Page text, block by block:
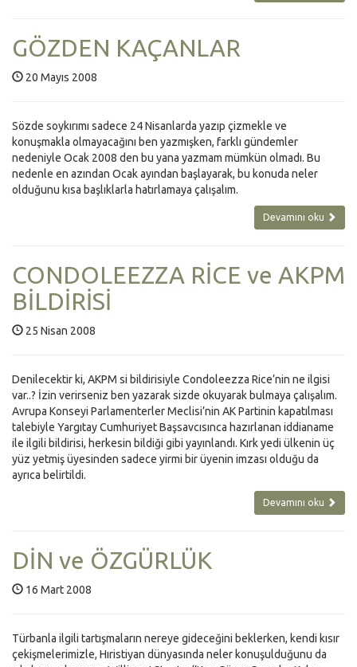
GÖZDEN KAÇANLAR
20 Mayıs 2008
Sözde soykırımı sadece 24 Nisanlarda yazıp çizmekle ve
konuşmakla olmayacağını ben yazmışken, farklı gündemler
nedeniyle Ocak 2008 den bu yana yazmam mümkün olmadı. Bu
nedenle en azından Ocak ayından başlayarak, bu konuda neler
olduğunu kısa başlıklarla hatırlamaya çalışalım.
Devamını oku
CONDOLEEZZA RİCE ve AKPM
BİLDİRİSİ
25 Nisan 2008
Denilecektir ki, AKPM si bildirisiyle Condoleezza Rice’nin ne ilgisi
var..? İzin verirseniz ben yazarak sizde okuyarak bulmaya çalışalım.
Avrupa Konseyi Parlamenterler Meclisi’nin AK Partinin kapatılması
talebiyle Yargıtay Cumhuriyet Başsavcısınca hazırlanan iddianame
ile ilgili bildirisi, herkesin bildiği gibi yayınlandı. Kırk yedi ülkenin üç
yüz yetmiş üyesinden sadece yirmi bir üyenin imzası olduğu da
ayrıca belirtildi.
Devamını oku
DİN ve ÖZGÜRLÜK
16 Mart 2008
Türbanla ilgili tartışmaların nereye gideceğini beklerken, kendi kısır
çekişmelerimizle, Hıristiyan dünyasında neler konuşulduğunu da